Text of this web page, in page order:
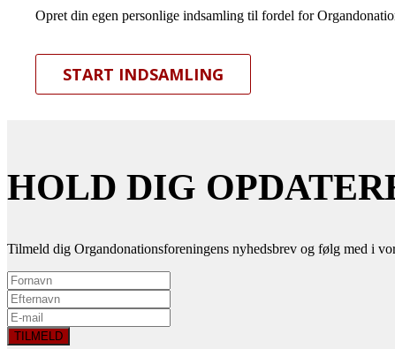
Opret din egen personlige indsamling til fordel for
START INDSAMLING
HOLD DIG
Tilmeld dig Organdonationsforeningens nyhedsbrev og følg med i